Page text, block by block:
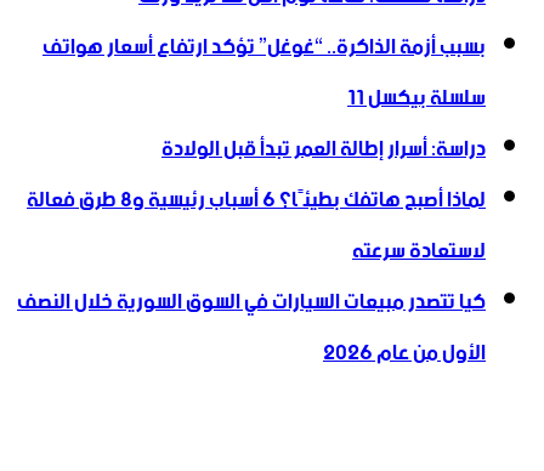
بسبب أزمة الذاكرة.. “غوغل” تؤكد ارتفاع أسعار هواتف
سلسلة بيكسل 11
دراسة: أسرار إطالة العمر تبدأ قبل الولادة
لماذا أصبح هاتفك بطيئًا؟ 6 أسباب رئيسية و8 طرق فعالة
لاستعادة سرعته
كيا تتصدر مبيعات السيارات في السوق السورية خلال النصف
الأول من عام 2026